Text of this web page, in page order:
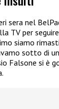
sera nel
TV per
siamo
sotto di
Falsone si è